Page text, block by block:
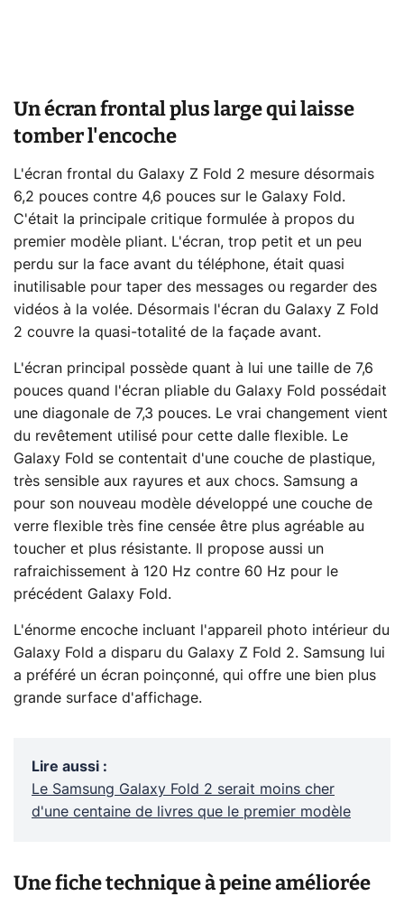
Un écran frontal plus large qui laisse
tomber l'encoche
L'écran frontal du Galaxy Z Fold 2 mesure désormais
6,2 pouces contre 4,6 pouces sur le Galaxy Fold.
C'était la principale critique formulée à propos du
premier modèle pliant. L'écran, trop petit et un peu
perdu sur la face avant du téléphone, était quasi
inutilisable pour taper des messages ou regarder des
vidéos à la volée. Désormais l'écran du Galaxy Z Fold
2 couvre la quasi-totalité de la façade avant.
L'écran principal possède quant à lui une taille de 7,6
pouces quand l'écran pliable du Galaxy Fold possédait
une diagonale de 7,3 pouces. Le vrai changement vient
du revêtement utilisé pour cette dalle flexible. Le
Galaxy Fold se contentait d'une couche de plastique,
très sensible aux rayures et aux chocs. Samsung a
pour son nouveau modèle développé une couche de
verre flexible très fine censée être plus agréable au
toucher et plus résistante. Il propose aussi un
rafraichissement à 120 Hz contre 60 Hz pour le
précédent Galaxy Fold.
L'énorme encoche incluant l'appareil photo intérieur du
Galaxy Fold a disparu du Galaxy Z Fold 2. Samsung lui
a préféré un écran poinçonné, qui offre une bien plus
grande surface d'affichage.
Lire aussi :
Le Samsung Galaxy Fold 2 serait moins cher
d'une centaine de livres que le premier modèle
Une fiche technique à peine améliorée